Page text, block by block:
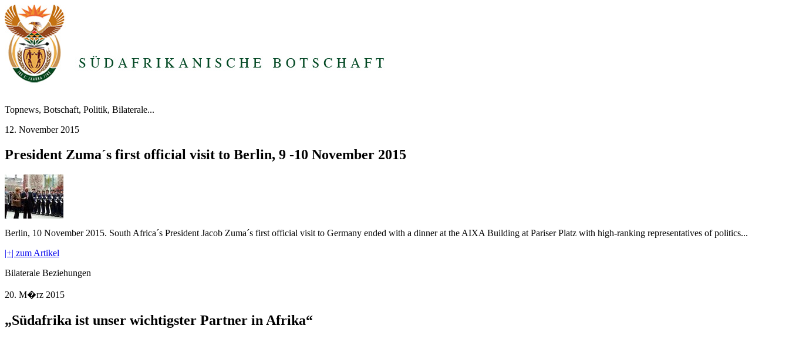
Topnews, Botschaft, Politik, Bilaterale...
12. November 2015
President Zuma´s first official visit to Berlin, 9 -10 November 2015
Berlin, 10 November 2015. South Africa´s President Jacob Zuma´s first official visit to Germany ended with a dinner at the AIXA Building at Pariser Platz with high-ranking representatives of politics...
|+| zum Artikel
Bilaterale Beziehungen
20. M�rz 2015
„Südafrika ist unser wichtigster Partner in Afrika“